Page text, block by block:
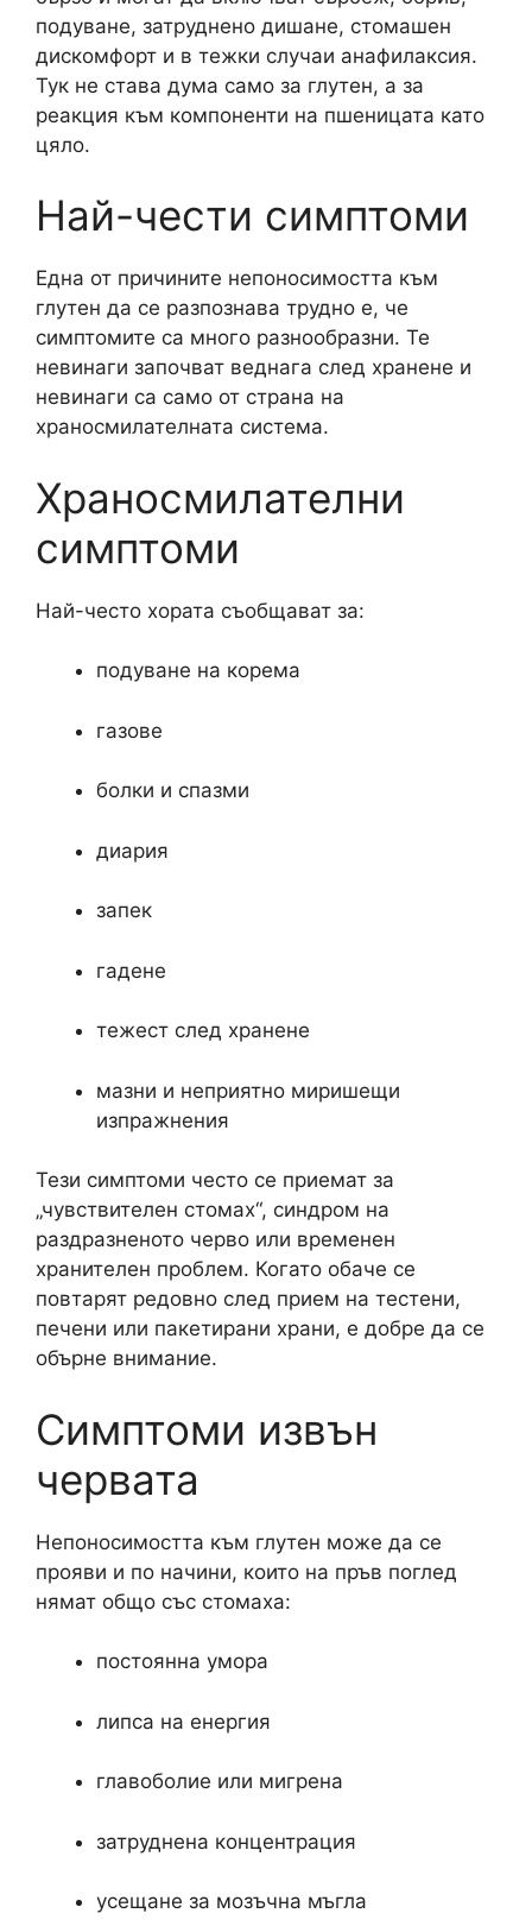
подуване, затруднено дишане, стомашен
дискомфорт и в тежки случаи анафилаксия.
Тук не става дума само за глутен, а за
реакция към компоненти на пшеницата като
цяло.
Най-чести симптоми
Една от причините непоносимостта към
глутен да се разпознава трудно е, че
симптомите са много разнообразни. Те
невинаги започват веднага след хранене и
невинаги са само от страна на
храносмилателната система.
Храносмилателни
симптоми
Най-често хората съобщават за:
подуване на корема
газове
болки и спазми
диария
запек
гадене
тежест след хранене
мазни и неприятно миришещи
изпражнения
Тези симптоми често се приемат за
„чувствителен стомах“, синдром на
раздразненото черво или временен
хранителен проблем. Когато обаче се
повтарят редовно след прием на тестени,
печени или пакетирани храни, е добре да се
обърне внимание.
Симптоми извън
червата
Непоносимостта към глутен може да се
прояви и по начини, които на пръв поглед
нямат общо със стомаха:
постоянна умора
липса на енергия
главоболие или мигрена
затруднена концентрация
усещане за мозъчна мъгла